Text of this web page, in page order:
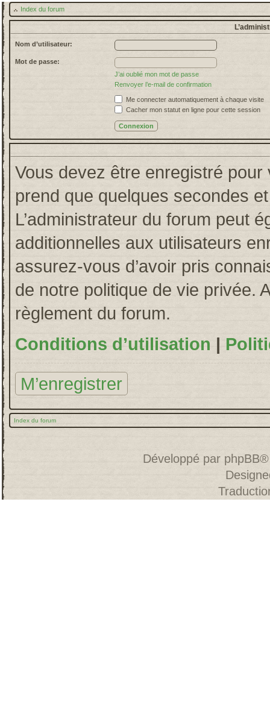
Index du forum
Nom d’utilisateur:
Mot de passe:
J’ai oublié mon mot de passe
Renvoyer l’e-mail de confirmation
Me connecter automatiquement à chaque visite
Cacher mon statut en ligne pour cette session
Vous devez être enregistré pour
prend que quelques secondes
L’administrateur du forum peut
additionnelles aux utilisateurs
assurez-vous d’avoir pris
de notre politique de vie privée.
règlement du forum.
Conditions d’utilisation |
M’enregistrer
Index du forum
Développé par phpBB®